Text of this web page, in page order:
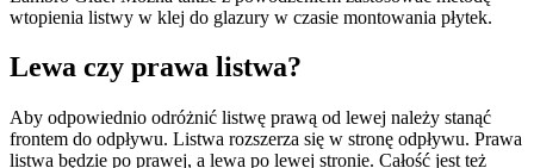
wtopienia listwy w klej do glazury w czasie montowania płytek.
Lewa czy prawa listwa?
Aby odpowiednio odróżnić listwę prawą od lewej należy stanąć
frontem do odpływu. Listwa rozszerza się w stronę odpływu. Prawa
listwa będzie po prawej, a lewa po lewej stronie. Całość jest też